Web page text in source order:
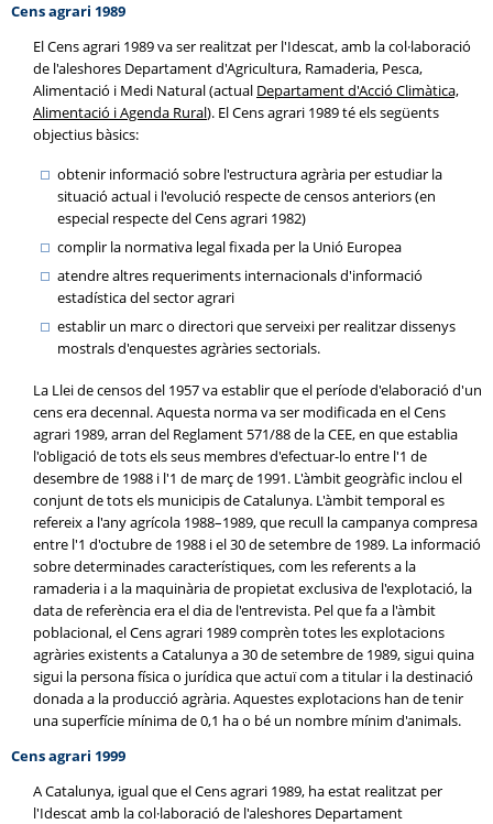
Cens agrari 1989
El Cens agrari 1989 va ser realitzat per l'Idescat, amb la col·laboració
de l'aleshores Departament d'Agricultura, Ramaderia, Pesca,
Alimentació i Medi Natural (actual Departament d'Acció Climàtica,
Alimentació i Agenda Rural). El Cens agrari 1989 té els següents
objectius bàsics:
obtenir informació sobre l'estructura agrària per estudiar la
situació actual i l'evolució respecte de censos anteriors (en
especial respecte del Cens agrari 1982)
complir la normativa legal fixada per la Unió Europea
atendre altres requeriments internacionals d'informació
estadística del sector agrari
establir un marc o directori que serveixi per realitzar dissenys
mostrals d'enquestes agràries sectorials.
La Llei de censos del 1957 va establir que el període d'elaboració d'un
cens era decennal. Aquesta norma va ser modificada en el Cens
agrari 1989, arran del Reglament 571/88 de la CEE, en que establia
l'obligació de tots els seus membres d'efectuar-lo entre l'1 de
desembre de 1988 i l'1 de març de 1991. L'àmbit geogràfic inclou el
conjunt de tots els municipis de Catalunya. L'àmbit temporal es
refereix a l'any agrícola 1988–1989, que recull la campanya compresa
entre l'1 d'octubre de 1988 i el 30 de setembre de 1989. La informació
sobre determinades característiques, com les referents a la
ramaderia i a la maquinària de propietat exclusiva de l'explotació, la
data de referència era el dia de l'entrevista. Pel que fa a l'àmbit
poblacional, el Cens agrari 1989 comprèn totes les explotacions
agràries existents a Catalunya a 30 de setembre de 1989, sigui quina
sigui la persona física o jurídica que actuï com a titular i la destinació
donada a la producció agrària. Aquestes explotacions han de tenir
una superfície mínima de 0,1 ha o bé un nombre mínim d'animals.
Cens agrari 1999
A Catalunya, igual que el Cens agrari 1989, ha estat realitzat per
l'Idescat amb la col·laboració de l'aleshores Departament